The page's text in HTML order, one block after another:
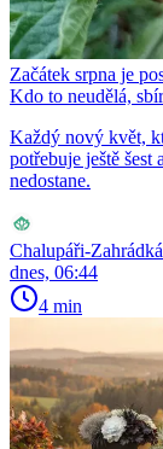
Začátek srpna je
Kdo to neudělá,
Každý nový květ,
potřebuje ještě
nedostane.
Chalupáři-
dnes, 06:44
4 min